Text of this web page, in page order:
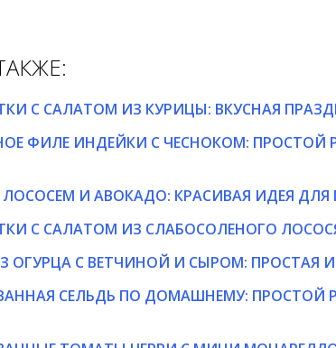
С САЛАТОМ ИЗ КУРИЦЫ: ВКУСНАЯ
ФИЛЕ ИНДЕЙКИ С ЧЕСНОКОМ: ПРОСТОЙ
ЛОСОСЕМ И АВОКАДО: КРАСИВАЯ ИДЕЯ
С САЛАТОМ ИЗ СЛАБОСОЛЕНОГО
ОГУРЦА С ВЕТЧИНОЙ И СЫРОМ: ПРОСТАЯ
СЕЛЬДЬ ПО ДОМАШНЕМУ: ПРОСТОЙ